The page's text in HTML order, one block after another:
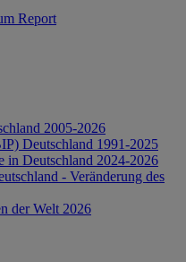
Report
2005-2026
Deutschland 1991-2025
in Deutschland 2024-2026
- Veränderung des
der Welt 2026